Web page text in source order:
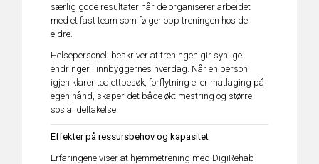
særlig gode resultater når de organiserer arbeidet
med et fast team som følger opp treningen hos de
eldre.
Helsepersonell beskriver at treningen gir synlige
endringer i innbyggernes hverdag. Når en person
igjen klarer toalettbesøk, forflytning eller matlaging på
egen hånd, skaper det både økt mestring og større
sosial deltakelse.
Effekter på ressursbehov og kapasitet
Erfaringene viser at hjemmetrening med DigiRehab